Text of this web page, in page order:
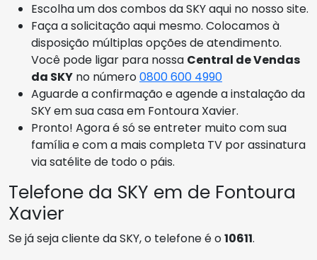
Escolha um dos combos da SKY aqui no nosso site.
Faça a solicitação aqui mesmo. Colocamos à
disposição múltiplas opções de atendimento.
Você pode ligar para nossa Central de Vendas
da SKY no número0800 600 4990
Aguarde a confirmação e agende a instalação da
SKY em sua casa em Fontoura Xavier.
Pronto! Agora é só se entreter muito com sua
família e com a mais completa TV por assinatura
via satélite de todo o páis.
Telefone da SKY em de Fontoura
Xavier
Se já seja cliente da SKY, o telefone é o10611.